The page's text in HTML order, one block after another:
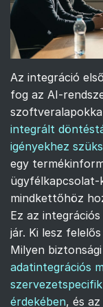
Az integráció
fog az AI-
integrált
igényekhez
egy
ügyfélkapcsolat-
mindkettőhöz
Ez az
jár. Ki lesz
Milyen
adatintegrációs
érdekében, és